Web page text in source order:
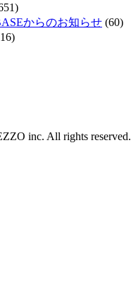
からのお知らせ (60)
inc. All rights reserved.